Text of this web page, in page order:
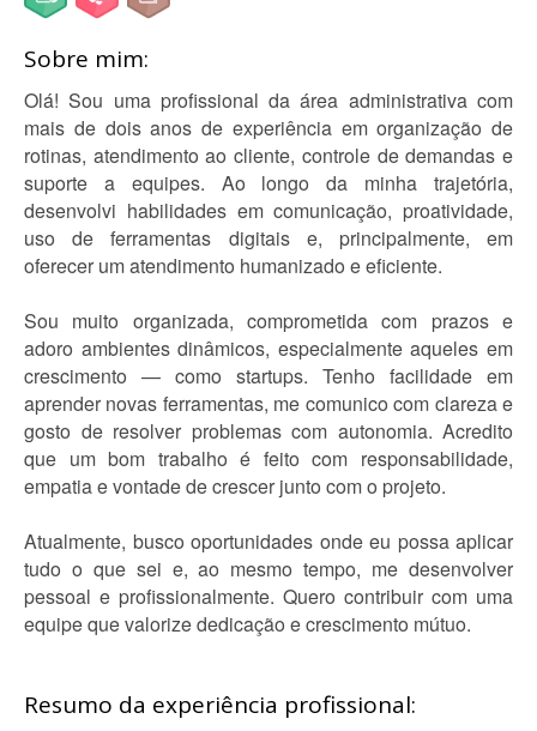
Sobre mim:
Olá! Sou uma profissional da área administrativa com
mais de dois anos de experiência em organização de
rotinas, atendimento ao cliente, controle de demandas e
suporte a equipes. Ao longo da minha trajetória,
desenvolvi habilidades em comunicação, proatividade,
uso de ferramentas digitais e, principalmente, em
oferecer um atendimento humanizado e eficiente.
Sou muito organizada, comprometida com prazos e
adoro ambientes dinâmicos, especialmente aqueles em
crescimento — como startups. Tenho facilidade em
aprender novas ferramentas, me comunico com clareza e
gosto de resolver problemas com autonomia. Acredito
que um bom trabalho é feito com responsabilidade,
empatia e vontade de crescer junto com o projeto.
Atualmente, busco oportunidades onde eu possa aplicar
tudo o que sei e, ao mesmo tempo, me desenvolver
pessoal e profissionalmente. Quero contribuir com uma
equipe que valorize dedicação e crescimento mútuo.
Resumo da experiência profissional: